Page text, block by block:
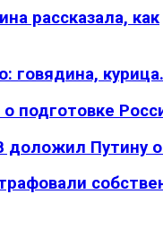
рассказала, как
говядина,
подготовке
доложил Путину